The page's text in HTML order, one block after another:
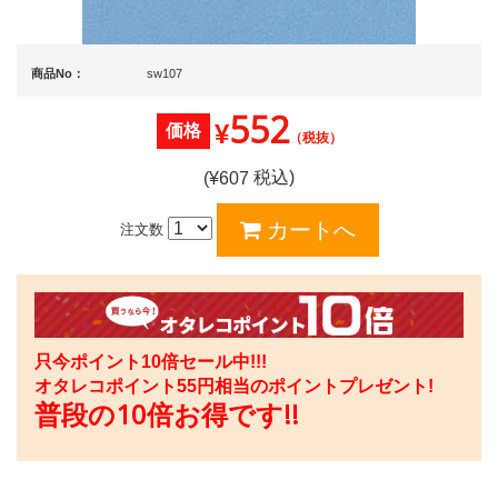
商品No： sw107
価格 ¥552（税抜）
(¥607 税込)
注文数
只今ポイント10倍セール中!!!
オタレコポイント55円相当のポイントプレゼント!
普段の10倍お得です!!